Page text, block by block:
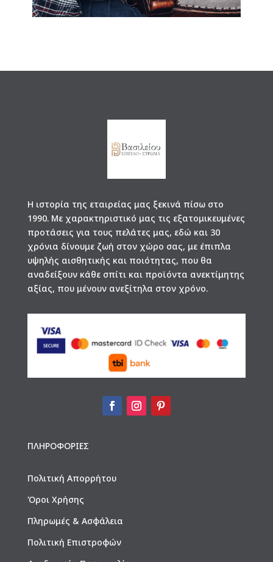
Η ιστορία της εταιρείας μας ξεκινά πίσω στο
1990. Με χαρακτηριστικό μας τις εξατομικευμένες
προτάσεις για τους πελάτες μας, εδώ και 30
χρόνια δίνουμε ζωή στον χώρο σας, με έπιπλα
υψηλής αισθητικής και ποιότητας, που θα
αναδείξουν κάθε σπίτι και προϊόντα ανεκτίμητης
αξίας, που μένουν ανεξίτηλα στον χρόνο.
ΠΛΗΡΟΦΟΡΙΕΣ
Πολιτική Απορρήτου
Όροι Χρήσης
Πληρωμές & Ασφάλεια
Πολιτική Επιστροφών